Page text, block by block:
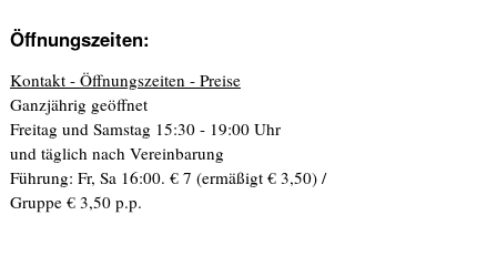
Öffnungszeiten:
Kontakt - Öffnungszeiten - Preise
Ganzjährig geöffnet
Freitag und Samstag 15:30 - 19:00 Uhr
und täglich nach Vereinbarung
Führung: Fr, Sa 16:00. € 7 (ermäßigt € 3,50) /
Gruppe € 3,50 p.p.